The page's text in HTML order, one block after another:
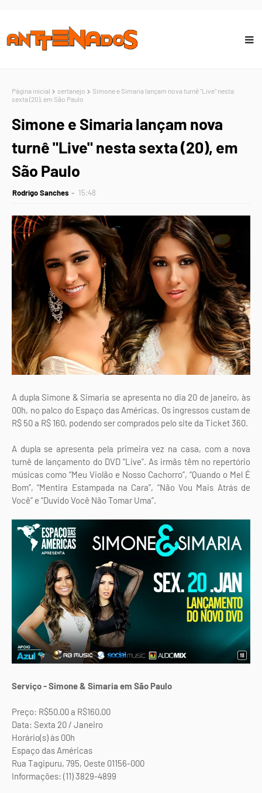
Página inicial sertanejo
Simone e Simaria lançam nova turnê "Live" nesta
sexta (20), em São Paulo
Simone e Simaria lançam nova
turnê "Live" nesta sexta (20), em
São Paulo
Rodrigo Sanches 15:48
A dupla Simone & Simaria se apresenta no dia 20 de janeiro, às
00h, no palco do Espaço das Américas. Os ingressos custam de
R$ 50 a R$ 160, podendo ser comprados pelo site da Ticket 360.
A dupla se apresenta pela primeira vez na casa, com a nova
turnê de lançamento do DVD "Live". As irmãs têm no repertório
músicas como “Meu Violão e Nosso Cachorro”, “Quando o Mel É
Bom”, “Mentira Estampada na Cara”, “Não Vou Mais Atrás de
Você” e “Duvido Você Não Tomar Uma”.
Serviço - Simone & Simaria em São Paulo
Preço: R$50.00 a R$160.00
Data: Sexta 20 / Janeiro
Horário(s) às 00h
Espaço das Américas
Rua Tagipuru, 795, Oeste 01156-000
Informações: (11) 3829-4899